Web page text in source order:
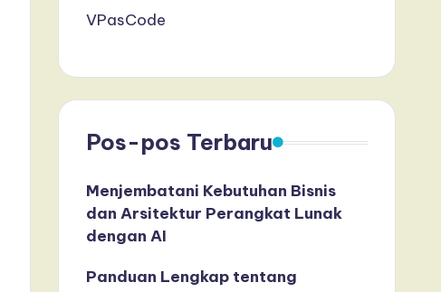
VPasCode
Pos-pos Terbaru
Menjembatani Kebutuhan Bisnis
dan Arsitektur Perangkat Lunak
dengan AI
Panduan Lengkap tentang